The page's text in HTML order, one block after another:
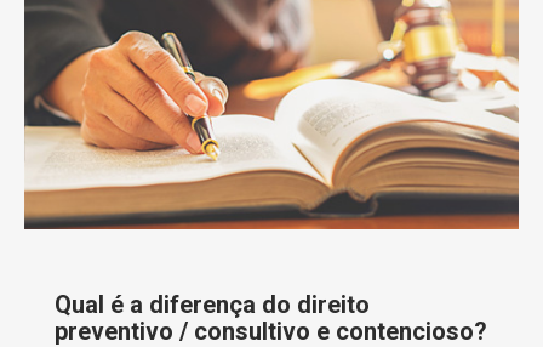
Qual é a diferença do direito
preventivo / consultivo e contencioso?